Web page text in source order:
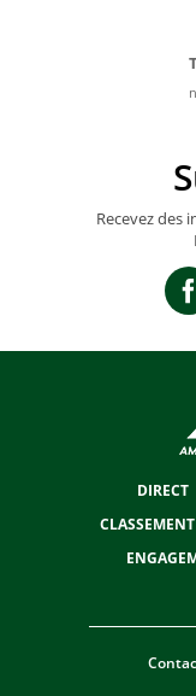
Recevez des
DIRECT
CLASSEMENT